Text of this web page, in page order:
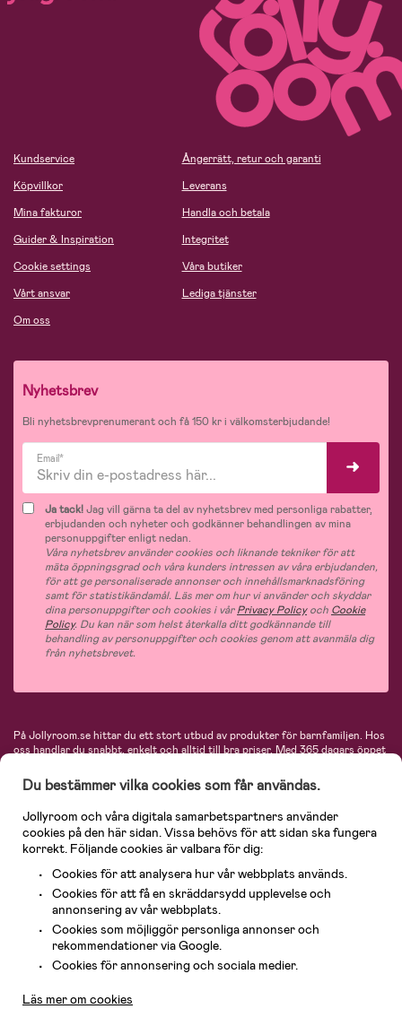
Kundservice
Köpvillkor
Mina fakturor
Guider & Inspiration
Cookie settings
Vårt ansvar
Om oss
Ångerrätt, retur och garanti
Leverans
Handla och betala
Integritet
Våra butiker
Lediga tjänster
Nyhetsbrev
Bli nyhetsbrevprenumerant och få 150 kr i välkomsterbjudande!
Email*
Ja tack!Jag vill gärna ta del av nyhetsbrev med personliga rabatter,
erbjudanden och nyheter och godkänner behandlingen av mina
personuppgifter enligt nedan.
Våra nyhetsbrev använder cookies och liknande tekniker för att
mäta öppningsgrad och våra kunders intressen av våra erbjudanden,
för att ge personaliserade annonser och innehållsmarknadsföring
samt för statistikändamål. Läs mer om hur vi använder och skyddar
dina personuppgifter och cookies i vårPrivacy Policyoch Cookie
Policy. Du kan när som helst återkalla ditt godkännande till
behandling av personuppgifter och cookies genom att avanmäla dig
från nyhetsbrevet.
På Jollyroom.se hittar du ett stort utbud av produkter för barnfamiljen. Hos
oss handlar du snabbt, enkelt och alltid till bra priser.Med 365 dagars öppet
hos oss. I vårt sortiment hittar du barnvagnar, bilstolar, kläder för barn och
baby, produkter för mamman, massor av inspirerande inredning, leksaker,
babyprodukter och mycket mer. Vi erbjuder produkter från välkända
varumärken så som Britax, Maxi-Cosi, Baby Jogger, BabyBjörn, Didriksons,
KidKraft, Ergobaby, Philips Avent, Neonate, Cybex, LEGO och många fler.
Välkommen in och kika runt i Nordens största barn- och babybutik på nätet!
Du bestämmer vilka cookies som får användas.
Jollyroom och våra digitala samarbetspartners använder
cookies på den här sidan. Vissa behövs för att sidan ska fungera
korrekt. Följande cookies är valbara för dig:
Cookies för att analysera hur vår webbplats används.
Cookies för att få en skräddarsydd upplevelse och
annonsering av vår webbplats.
Cookies som möjliggör personliga annonser och
rekommendationer via Google.
Cookies för annonsering och sociala medier.
Läs mer om cookies